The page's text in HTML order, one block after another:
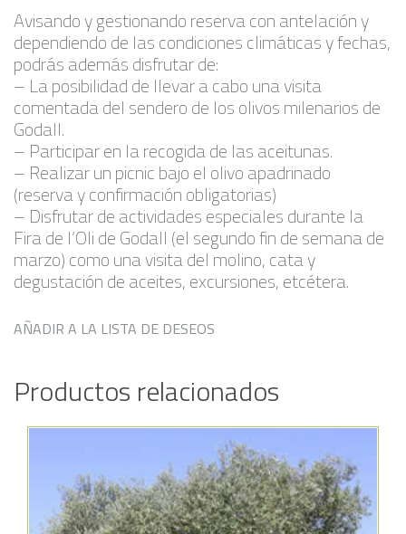
Avisando y gestionando reserva con antelación y
dependiendo de las condiciones climáticas y fechas,
podrás además disfrutar de:
– La posibilidad de llevar a cabo una visita
comentada del sendero de los olivos milenarios de
Godall.
– Participar en la recogida de las aceitunas.
– Realizar un picnic bajo el olivo apadrinado
(reserva y confirmación obligatorias)
– Disfrutar de actividades especiales durante la
Fira de l’Oli de Godall (el segundo fin de semana de
marzo) como una visita del molino, cata y
degustación de aceites, excursiones, etcétera.
AÑADIR A LA LISTA DE DESEOS
Productos relacionados
Añadir a la lista de deseos